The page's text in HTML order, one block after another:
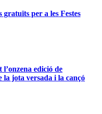
gratuïts per a les Festes
l’onzena edició de
la jota versada i la cançó